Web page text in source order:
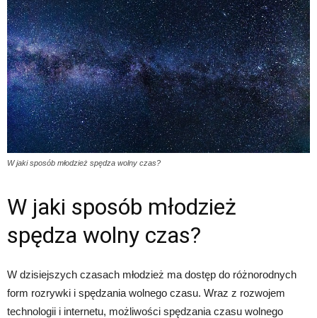
W jaki sposób młodzież spędza wolny czas?
W jaki sposób młodzież
spędza wolny czas?
W dzisiejszych czasach młodzież ma dostęp do różnorodnych
form rozrywki i spędzania wolnego czasu. Wraz z rozwojem
technologii i internetu, możliwości spędzania czasu wolnego